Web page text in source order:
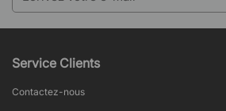
Service Clients
Contactez-nous